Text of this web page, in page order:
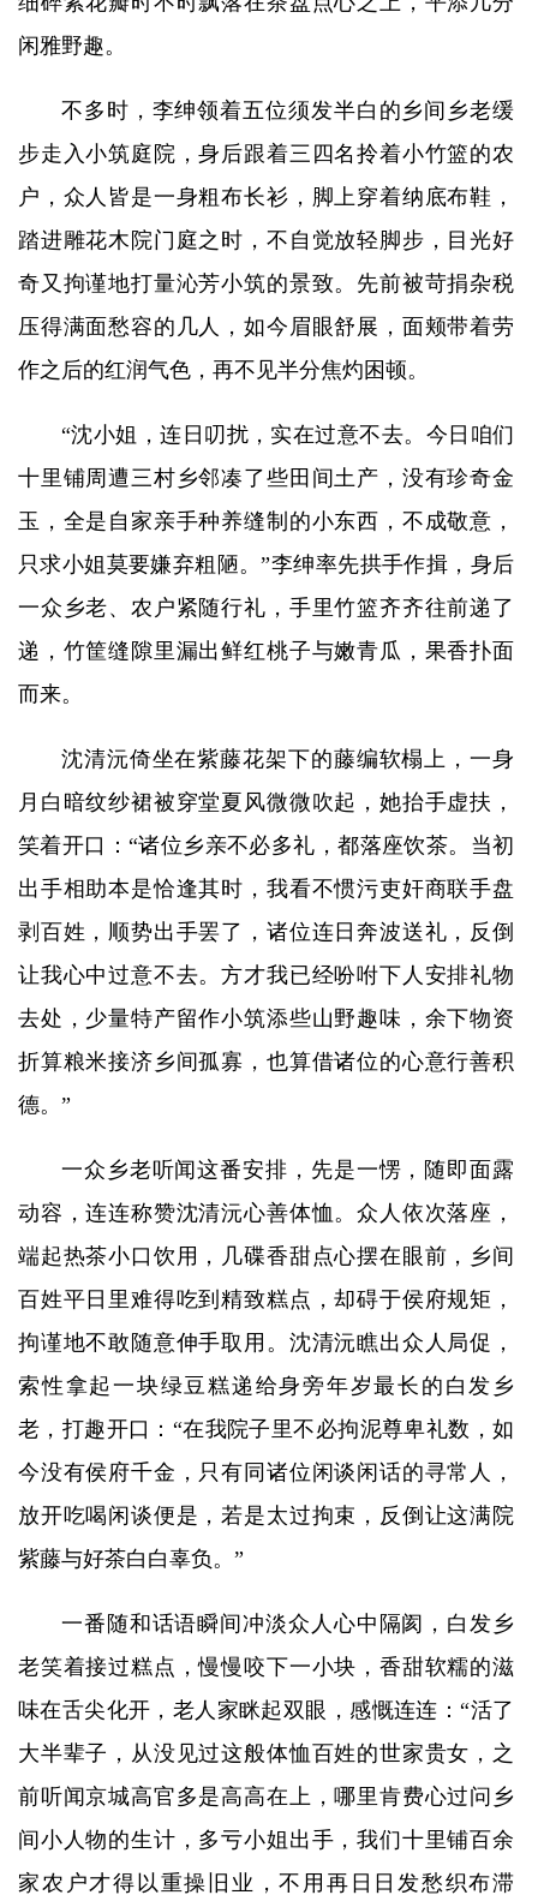
闲雅野趣。
不多时，李绅领着五位须发半白的乡间乡老缓
步走入小筑庭院，身后跟着三四名拎着小竹篮的农
户，众人皆是一身粗布长衫，脚上穿着纳底布鞋，
踏进雕花木院门庭之时，不自觉放轻脚步，目光好
奇又拘谨地打量沁芳小筑的景致。先前被苛捐杂税
压得满面愁容的几人，如今眉眼舒展，面颊带着劳
作之后的红润气色，再不见半分焦灼困顿。
“沈小姐，连日叨扰，实在过意不去。今日咱们
十里铺周遭三村乡邻凑了些田间土产，没有珍奇金
玉，全是自家亲手种养缝制的小东西，不成敬意，
只求小姐莫要嫌弃粗陋。”李绅率先拱手作揖，身后
一众乡老、农户紧随行礼，手里竹篮齐齐往前递了
递，竹筐缝隙里漏出鲜红桃子与嫩青瓜，果香扑面
而来。
沈清沅倚坐在紫藤花架下的藤编软榻上，一身
月白暗纹纱裙被穿堂夏风微微吹起，她抬手虚扶，
笑着开口：“诸位乡亲不必多礼，都落座饮茶。当初
出手相助本是恰逢其时，我看不惯污吏奸商联手盘
剥百姓，顺势出手罢了，诸位连日奔波送礼，反倒
让我心中过意不去。方才我已经吩咐下人安排礼物
去处，少量特产留作小筑添些山野趣味，余下物资
折算粮米接济乡间孤寡，也算借诸位的心意行善积
德。”
一众乡老听闻这番安排，先是一愣，随即面露
动容，连连称赞沈清沅心善体恤。众人依次落座，
端起热茶小口饮用，几碟香甜点心摆在眼前，乡间
百姓平日里难得吃到精致糕点，却碍于侯府规矩，
拘谨地不敢随意伸手取用。沈清沅瞧出众人局促，
索性拿起一块绿豆糕递给身旁年岁最长的白发乡
老，打趣开口：“在我院子里不必拘泥尊卑礼数，如
今没有侯府千金，只有同诸位闲谈闲话的寻常人，
放开吃喝闲谈便是，若是太过拘束，反倒让这满院
紫藤与好茶白白辜负。”
一番随和话语瞬间冲淡众人心中隔阂，白发乡
老笑着接过糕点，慢慢咬下一小块，香甜软糯的滋
味在舌尖化开，老人家眯起双眼，感慨连连：“活了
大半辈子，从没见过这般体恤百姓的世家贵女，之
前听闻京城高官多是高高在上，哪里肯费心过问乡
间小人物的生计，多亏小姐出手，我们十里铺百余
家农户才得以重操旧业，不用再日日发愁织布滞